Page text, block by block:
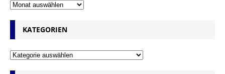
KATEGORIEN